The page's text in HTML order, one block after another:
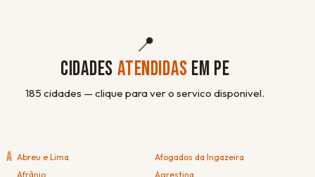
📍
CIDADES ATENDIDAS EM PE
185 cidades — clique para ver o servico disponivel.
A Abreu e Lima
Afogados da Ingazeira
Afrânio
Agrestina